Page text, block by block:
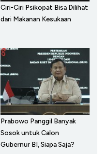
Ciri-Ciri Psikopat Bisa Dilihat
dari Makanan Kesukaan
Prabowo Panggil Banyak
Sosok untuk Calon
Gubernur BI, Siapa Saja?